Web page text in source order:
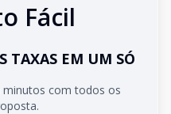
Fácil
TAXAS EM UM SÓ
minutos com todos os